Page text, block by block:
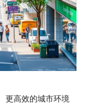
更高效的城市环境